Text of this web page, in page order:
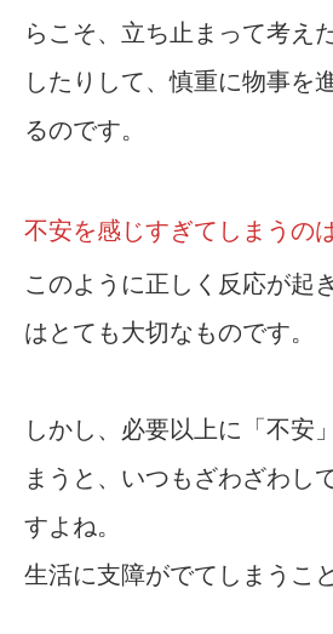
らこそ、立ち止まって考え
したりして、慎重に物事を
るのです。
不安を感じすぎてしまうの
このように正しく反応が起
はとても大切なものです。
しかし、必要以上に「不安
まうと、いつもざわざわし
すよね。
生活に支障がでてしまうこ